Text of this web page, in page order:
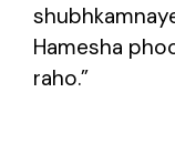
Hamesha
raho.”